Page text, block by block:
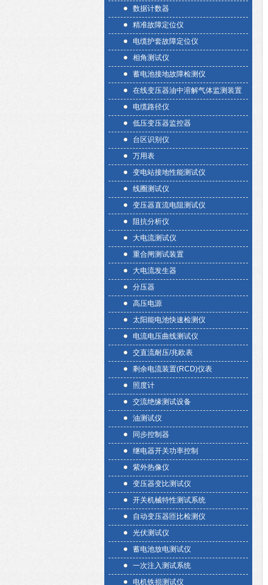
数据计数器
精准故障定位仪
电缆护套故障定位仪
相角测试仪
蓄电池接地故障检测仪
在线变压器油中溶解气体监测装置
电缆路径仪
低压变压器监控器
台区识别仪
万用表
变电站接地性能测试仪
线圈测试仪
变压器直流电阻测试仪
阻抗分析仪
大电流测试仪
重合闸测试装置
大电流发生器
分压器
高压电源
太阳能电池快速检测仪
电流电压曲线测试仪
交直流耐压/兆欧表
剩余电流装置(RCD)仪表
照度计
交流绝缘测试设备
油测试仪
同步控制器
继电器开关功率控制
紫外热像仪
变压器变比测试仪
开关机械特性测试系统
自动变压器匝比检测仪
光伏测试仪
蓄电池放电测试仪
一次注入测试系统
电机铁损测试仪